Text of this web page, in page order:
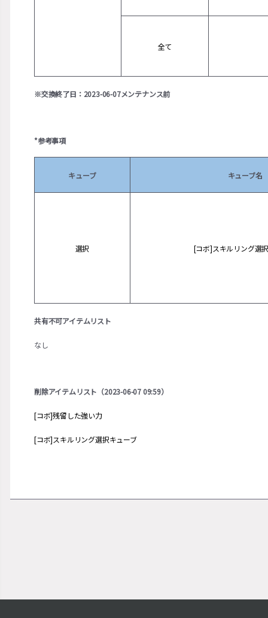
全て
※交換終了日：2023-06-07メンテナンス前
*参考事項
キューブ キューブ名
選択 [コボ]スキルリング選
共有不可アイテムリスト
なし
削除アイテムリスト（2023-06-07 09:59）
[コボ]残留した強い力
[コボ]スキルリング選択キューブ